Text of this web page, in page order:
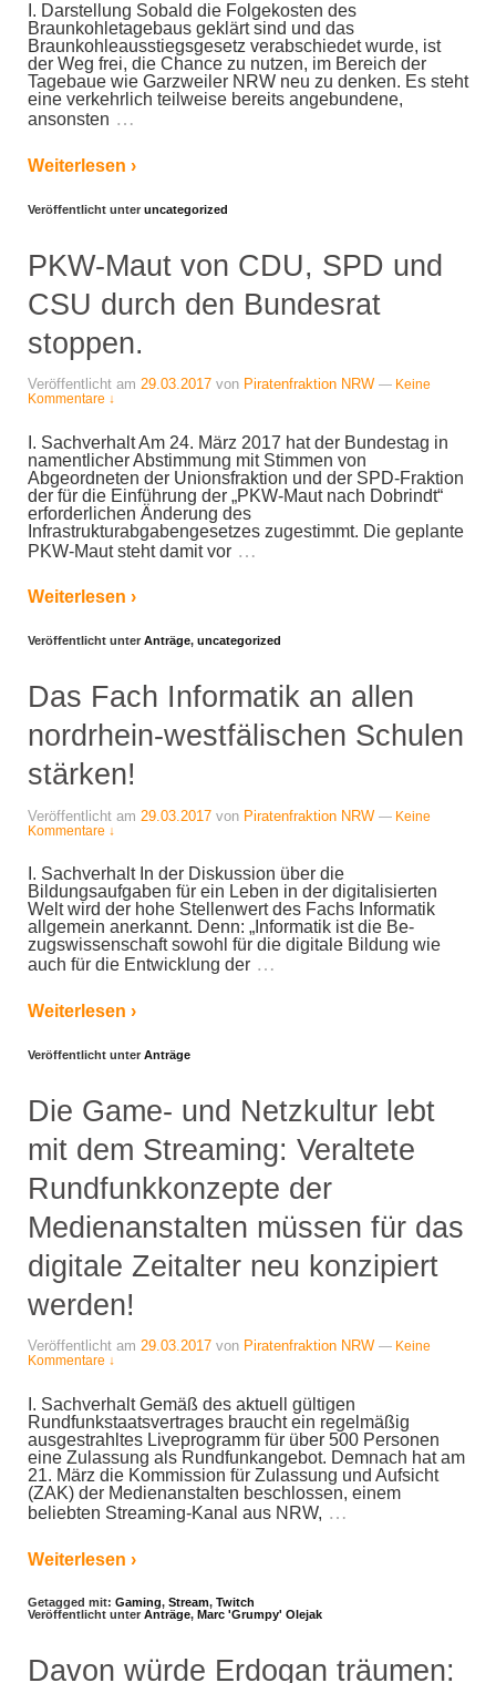
I. Darstellung Sobald die Folgekosten des
Braunkohletagebaus geklärt sind und das
Braunkohleausstiegsgesetz verabschiedet wurde, ist
der Weg frei, die Chance zu nutzen, im Bereich der
Tagebaue wie Garzweiler NRW neu zu denken. Es steht
eine verkehrlich teilweise bereits angebundene,
ansonsten …
Weiterlesen ›
Veröffentlicht unter uncategorized
PKW-Maut von CDU, SPD und
CSU durch den Bundesrat
stoppen.
Veröffentlicht am 29.03.2017 von Piratenfraktion NRW — Keine
Kommentare ↓
I. Sachverhalt Am 24. März 2017 hat der Bundestag in
namentlicher Abstimmung mit Stimmen von
Abgeordneten der Unionsfraktion und der SPD-Fraktion
der für die Einführung der „PKW-Maut nach Dobrindt“
erforderlichen Änderung des
Infrastrukturabgabengesetzes zugestimmt. Die geplante
PKW-Maut steht damit vor …
Weiterlesen ›
Veröffentlicht unter Anträge, uncategorized
Das Fach Informatik an allen
nordrhein-westfälischen Schulen
stärken!
Veröffentlicht am 29.03.2017 von Piratenfraktion NRW — Keine
Kommentare ↓
I. Sachverhalt In der Diskussion über die
Bildungsaufgaben für ein Leben in der digitali­sierten
Welt wird der hohe Stellenwert des Fachs Informatik
allgemein an­erkannt. Denn: „Informatik ist die Be­
zugswissenschaft sowohl für die di­gitale Bildung wie
auch für die Entwicklung der …
Weiterlesen ›
Veröffentlicht unter Anträge
Die Game- und Netzkultur lebt
mit dem Streaming: Veraltete
Rundfunkkonzepte der
Medienanstalten müssen für das
digitale Zeitalter neu konzipiert
werden!
Veröffentlicht am 29.03.2017 von Piratenfraktion NRW — Keine
Kommentare ↓
I. Sachverhalt Gemäß des aktuell gültigen
Rundfunkstaatsvertrages braucht ein regelmäßig
ausgestrahltes Liveprogramm für über 500 Personen
eine Zulassung als Rundfunkangebot. Demnach hat am
21. März die Kommission für Zulassung und Aufsicht
(ZAK) der Medienanstalten beschlossen, einem
beliebten Streaming-Kanal aus NRW, …
Weiterlesen ›
Getagged mit: Gaming, Stream, Twitch
Veröffentlicht unter Anträge, Marc 'Grumpy' Olejak
Davon würde Erdogan träumen: